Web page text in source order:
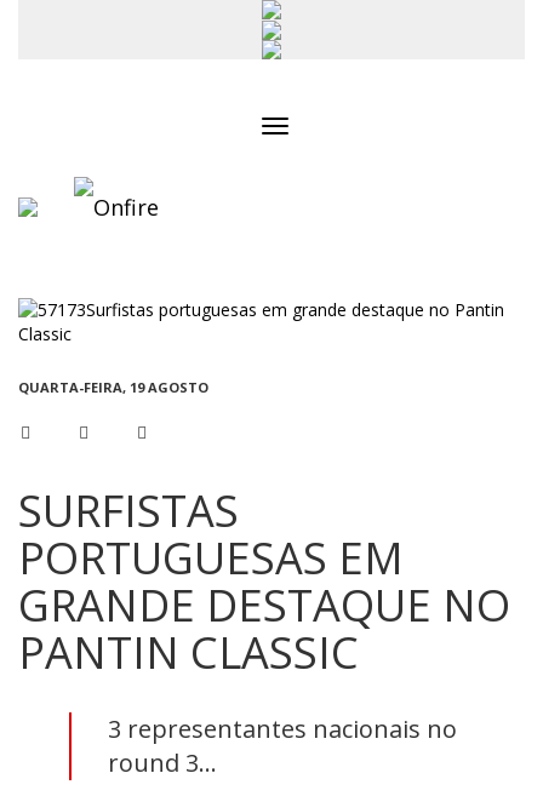
QUARTA-FEIRA, 19 AGOSTO
SURFISTAS
PORTUGUESAS EM
GRANDE DESTAQUE NO
PANTIN CLASSIC
3 representantes nacionais no
round 3...